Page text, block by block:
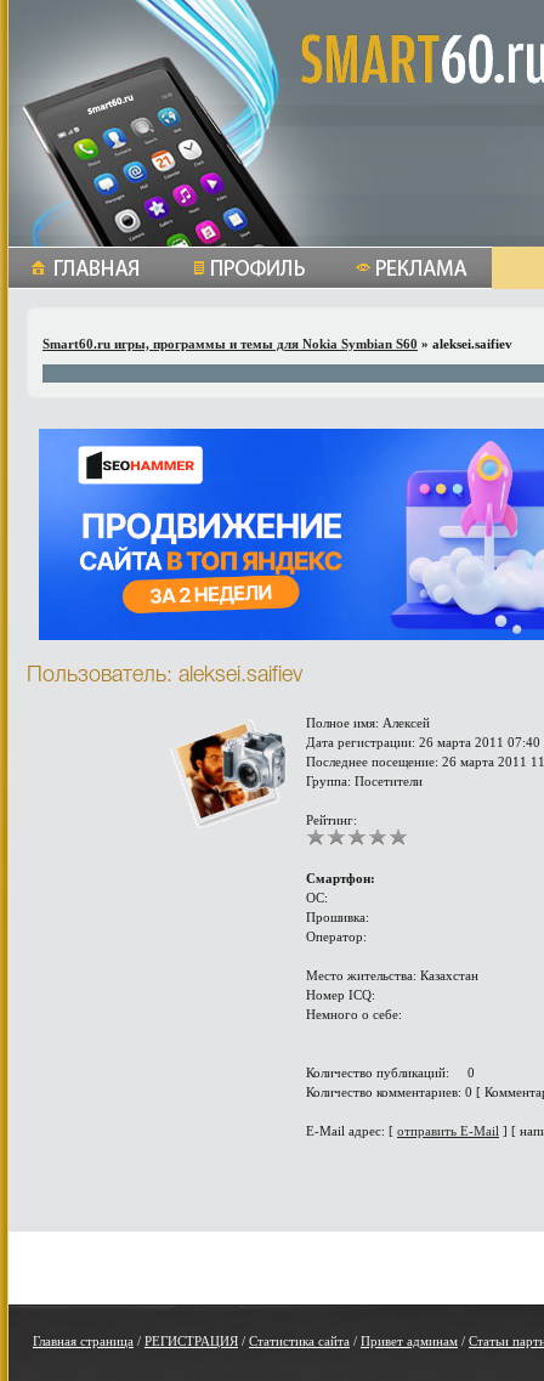
Smart60.ru игры, программы и темы для Nokia Symbian S60 » aleksei.saifiev
Пользователь: aleksei.saifiev
Полное имя: Алексей
Дата регистрации: 26 марта 2011 07:40
Последнее посещение: 26 марта 2011
Группа: Посетители
Рейтинг:
Смартфон:
ОС:
Прошивка:
Оператор:
Место жительства: Казахстан
Номер ICQ:
Немного о себе:
Количество публикаций: 0
Количество комментариев: 0 [
E-Mail адрес: [ отправить E-Mail ] [
Главная страница / РЕГИСТРАЦИЯ / Статистика сайта / Привет админам / Статьи